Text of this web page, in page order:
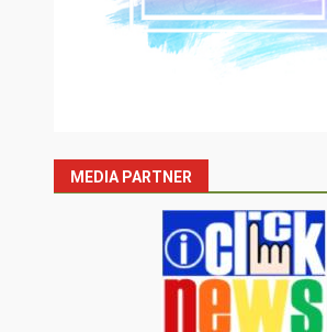
MEDIA PARTNER